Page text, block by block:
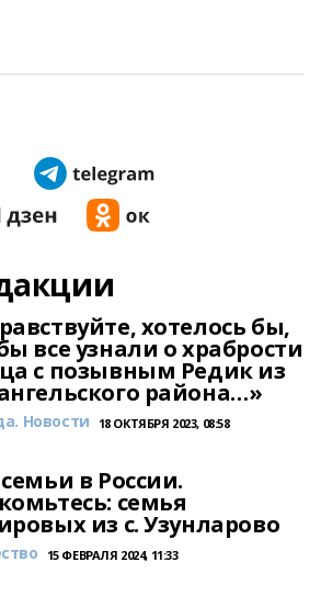
хотелось бы,
все узнали о храбрости
с позывным Редик из
района…»
Новости 18 ОКТЯБРЯ 2023, 08:58
в России.
семья
из с. Узунларово
15 ФЕВРАЛЯ 2024, 11:33